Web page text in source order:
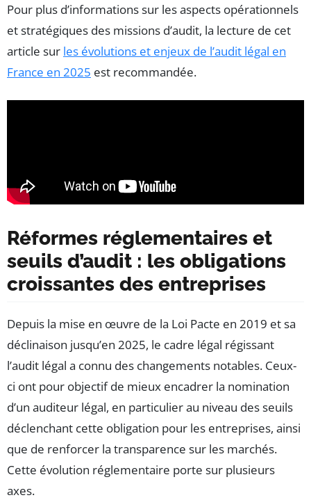
Pour plus d’informations sur les aspects opérationnels
et stratégiques des missions d’audit, la lecture de cet
article sur les évolutions et enjeux de l’audit légal en
France en 2025 est recommandée.
Réformes réglementaires et
seuils d’audit : les obligations
croissantes des entreprises
Depuis la mise en œuvre de la Loi Pacte en 2019 et sa
déclinaison jusqu’en 2025, le cadre légal régissant
l’audit légal a connu des changements notables. Ceux-
ci ont pour objectif de mieux encadrer la nomination
d’un auditeur légal, en particulier au niveau des seuils
déclenchant cette obligation pour les entreprises, ainsi
que de renforcer la transparence sur les marchés.
Cette évolution réglementaire porte sur plusieurs
axes.